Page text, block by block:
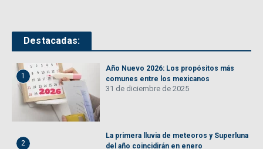
Destacadas:
1
Año Nuevo 2026: Los propósitos más
comunes entre los mexicanos
31 de diciembre de 2025
2
La primera lluvia de meteoros y Superluna
del año coincidirán en enero